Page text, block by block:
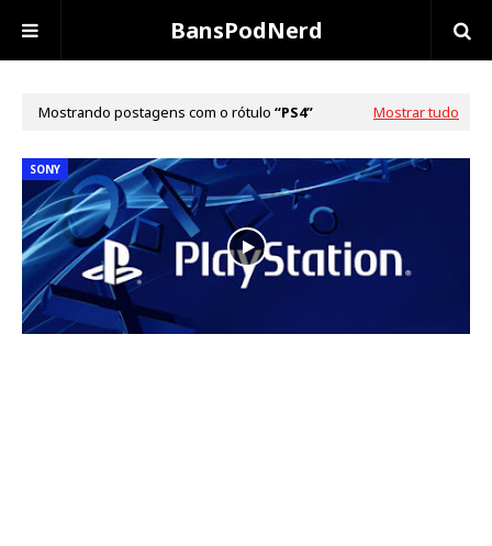
BansPodNerd
Mostrando postagens com o rótulo PS4 Mostrar tudo
SONY